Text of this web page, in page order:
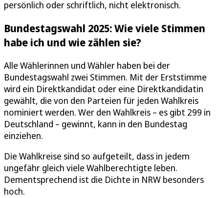
persönlich oder schriftlich, nicht elektronisch.
Bundestagswahl 2025: Wie viele Stimmen
habe ich und wie zählen sie?
Alle Wählerinnen und Wähler haben bei der
Bundestagswahl zwei Stimmen. Mit der Erststimme
wird ein Direktkandidat oder eine Direktkandidatin
gewählt, die von den Parteien für jeden Wahlkreis
nominiert werden. Wer den Wahlkreis – es gibt 299 in
Deutschland – gewinnt, kann in den Bundestag
einziehen.
Die Wahlkreise sind so aufgeteilt, dass in jedem
ungefähr gleich viele Wahlberechtigte leben.
Dementsprechend ist die Dichte in NRW besonders
hoch.